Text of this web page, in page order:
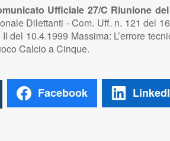
Ufficiale 27/C Riunione
Dilettanti - Com. Uff. n. 121 del
del 10.4.1999 Massima: L’errore
Calcio a Cinque.
Facebook